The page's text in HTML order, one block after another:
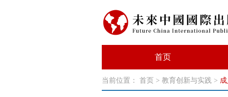
首页
当前位置： 首页 > 教育创新与实践 >